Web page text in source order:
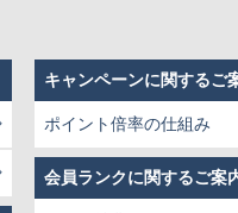
キャンペーンに関するご
ポイント倍率の仕組み
会員ランクに関するご案